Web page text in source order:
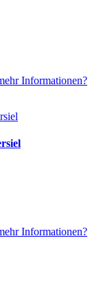
Informationen?
Informationen?